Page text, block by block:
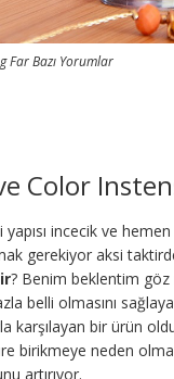
Far Bazı Yorumlar
Color
incecik ve hemen
gerekiyor aksi
? Benim beklentim göz
belli olmasını
karşılayan bir ürün
birikmeye neden
artırıyor.